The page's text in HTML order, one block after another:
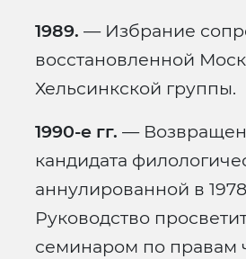
1989. — Избрание
восстановленной
Хельсинкской группы.
1990-е гг. —
кандидата
аннулированной в 1978
Руководство
семинаром по правам